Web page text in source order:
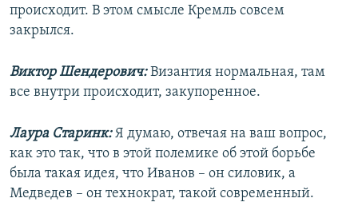
происходит. В этом смысле Кремль совсем
закрылся.
Виктор Шендерович:Византия нормальная, там
все внутри происходит, закупоренное.
Лаура Старинк:Я думаю, отвечая на ваш вопрос,
как это так, что в этой полемике об этой борьбе
была такая идея, что Иванов – он силовик, а
Медведев – он технократ, такой современный.